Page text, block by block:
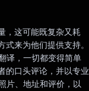
，这可能既复杂又耗
来为他们提供支持。
译，一切都变得简单
的口头评论，并以专业
片、地址和评价，以